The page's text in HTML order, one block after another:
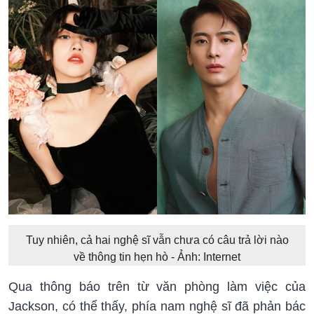
Tuy nhiên, cả hai nghệ sĩ vẫn chưa có câu trả lời nào
về thông tin hẹn hò - Ảnh: Internet
Qua thông báo trên từ văn phòng làm việc của
Jackson, có thể thấy, phía nam nghệ sĩ đã phản bác